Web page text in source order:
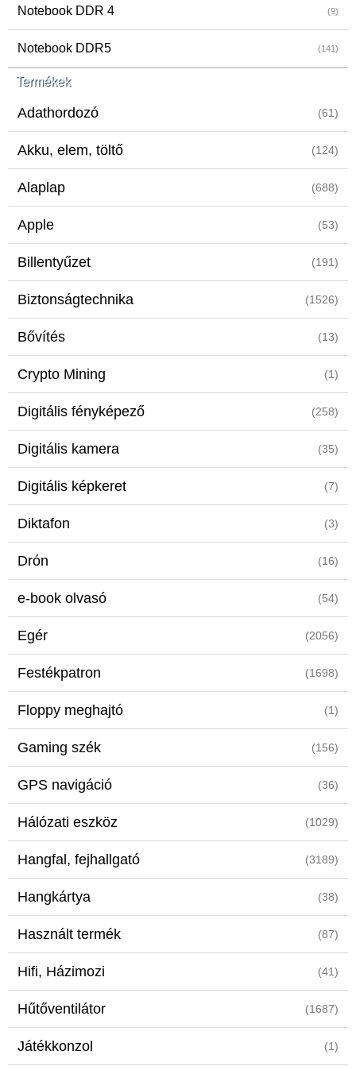
Notebook DDR 4 (9)
Notebook DDR5 (141)
Termékek
Adathordozó (61)
Akku, elem, töltő (124)
Alaplap (688)
Apple (53)
Billentyűzet (191)
Biztonságtechnika (1526)
Bővítés (13)
Crypto Mining (1)
Digitális fényképező (258)
Digitális kamera (35)
Digitális képkeret (7)
Diktafon (3)
Drón (16)
e-book olvasó (54)
Egér (2056)
Festékpatron (1698)
Floppy meghajtó (1)
Gaming szék (156)
GPS navigáció (36)
Hálózati eszköz (1029)
Hangfal, fejhallgató (3189)
Hangkártya (38)
Használt termék (87)
Hifi, Házimozi (41)
Hűtőventilátor (1687)
Játékkonzol (1)